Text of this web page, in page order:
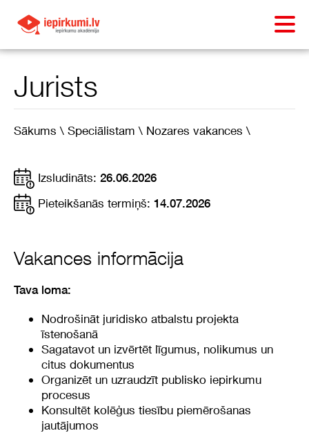
Jurists
Sākums \ Speciālistam \ Nozares vakances \
Izsludināts: 26.06.2026
Pieteikšanās termiņš: 14.07.2026
Vakances informācija
Tava loma:
Nodrošināt juridisko atbalstu projekta
īstenošanā
Sagatavot un izvērtēt līgumus, nolikumus un
citus dokumentus
Organizēt un uzraudzīt publisko iepirkumu
procesus
Konsultēt kolēģus tiesību piemērošanas
jautājumos